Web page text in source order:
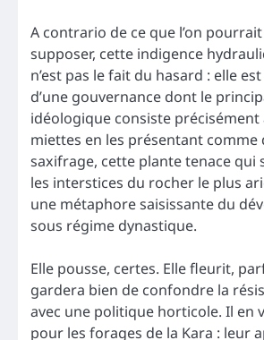
A contrario de ce que l’on
supposer, cette indigence
n’est pas le fait du hasard : elle
d’une gouvernance dont le
idéologique consiste
miettes en les présentant comme
saxifrage, cette plante tenace qui
les interstices du rocher le plus
une métaphore saisissante du
sous régime dynastique.
Elle pousse, certes. Elle fleurit,
gardera bien de confondre la
avec une politique horticole. Il en
pour les forages de la Kara : leur